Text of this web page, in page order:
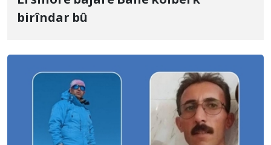
birîndar bû